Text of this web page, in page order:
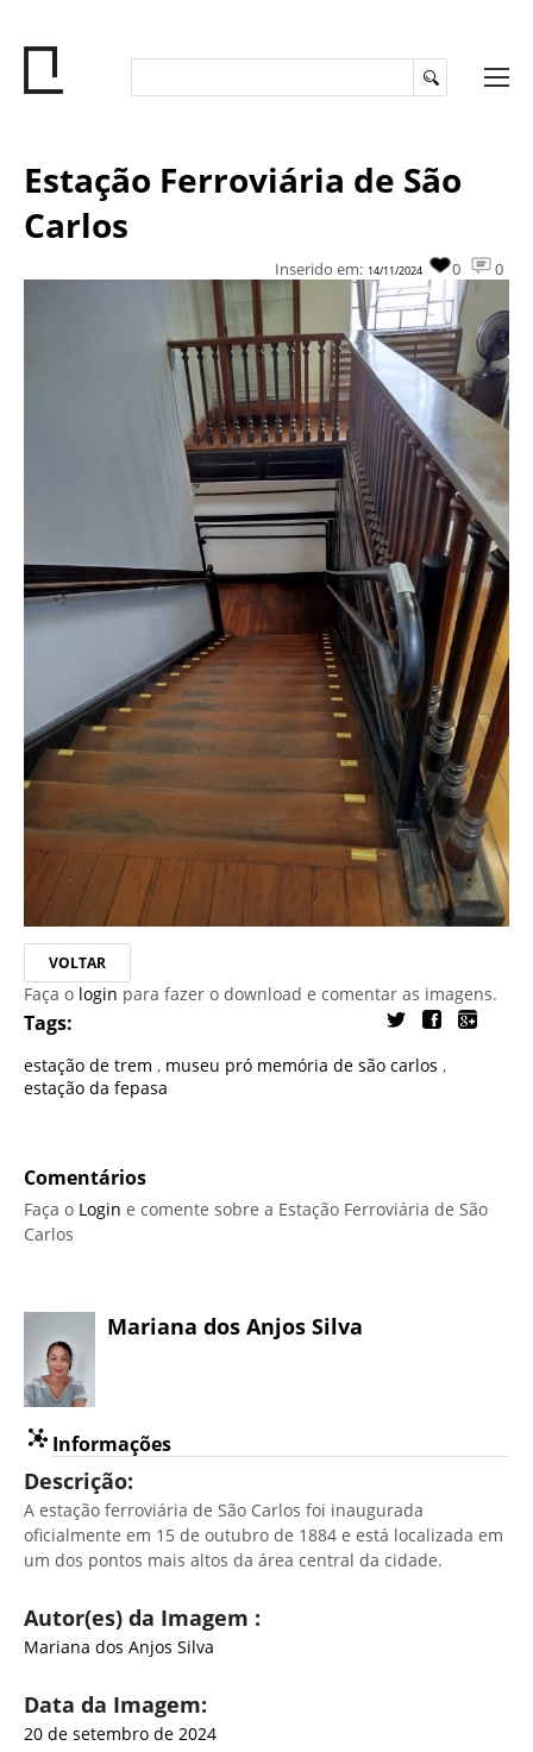
Estação Ferroviária de São
Carlos
0
0
Inserido em: 14/11/2024
VOLTAR
Faça o login para fazer o download e comentar as imagens.
Tags:
estação de trem , museu pró memória de são carlos ,
estação da fepasa
Comentários
Faça o Login e comente sobre a Estação Ferroviária de São
Carlos
Mariana dos Anjos Silva
Informações
Descrição:
A estação ferroviária de São Carlos foi inaugurada
oficialmente em 15 de outubro de 1884 e está localizada em
um dos pontos mais altos da área central da cidade.
Autor(es) da Imagem :
Mariana dos Anjos Silva
Data da Imagem:
20 de setembro de 2024